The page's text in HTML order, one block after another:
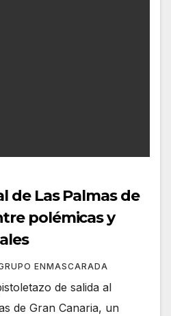
de Las Palmas de
polémicas y
ENMASCARADA
de salida al
de Gran Canaria, un